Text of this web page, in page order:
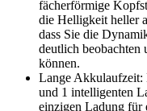
fächerförmige
die Helligkeit heller
dass Sie die
deutlich beobachten
können.
Lange Akkulaufzeit:
und 1 intelligenten
einzigen Ladung für